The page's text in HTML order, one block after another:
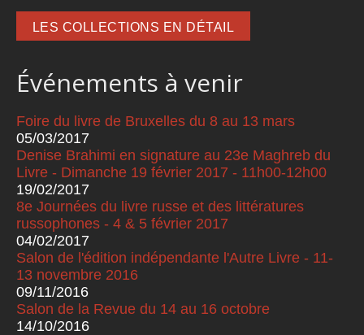
LES COLLECTIONS EN DÉTAIL
Événements à venir
Foire du livre de Bruxelles du 8 au 13 mars
05/03/2017
Denise Brahimi en signature au 23e Maghreb du
Livre - Dimanche 19 février 2017 - 11h00-12h00
19/02/2017
8e Journées du livre russe et des littératures
russophones - 4 & 5 février 2017
04/02/2017
Salon de l'édition indépendante l'Autre Livre - 11-
13 novembre 2016
09/11/2016
Salon de la Revue du 14 au 16 octobre
14/10/2016